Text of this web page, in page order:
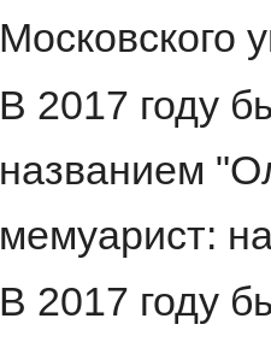
Московского
В 2017 году
названием
мемуарист:
В 2017 году